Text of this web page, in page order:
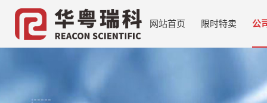
网站首页 限时特卖 公